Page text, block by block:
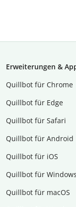
Erweiterungen &
Quillbot für Chrome
Quillbot für Edge
Quillbot für Safari
Quillbot für Android
Quillbot für iOS
Quillbot für Windows
Quillbot für macOS